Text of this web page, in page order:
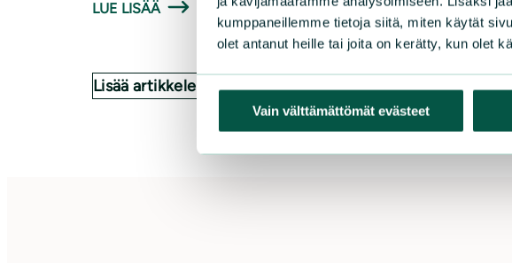
kumppaneillemme tietoja siitä, miten käytät
olet antanut heille tai joita on kerätty, kun olet
Vain välttämättömät evästeet
LUE LISÄÄ
Lisää artikkeleita